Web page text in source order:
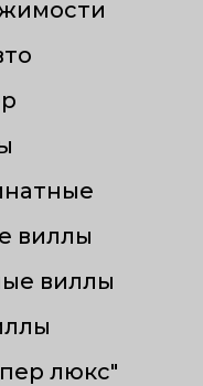
виллы
виллы
люкс"